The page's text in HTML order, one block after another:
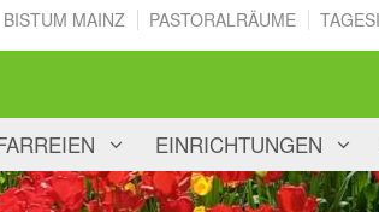
BISTUM MAINZ PASTORALRÄUME
EINRICHTUNGEN